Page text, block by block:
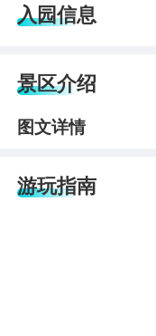
入园信息
景区介绍
图文详情
游玩指南